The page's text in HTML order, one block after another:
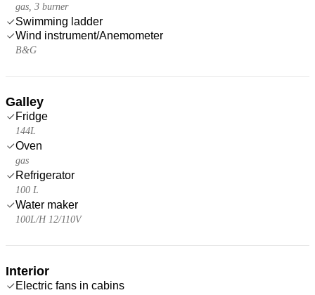
gas, 3 burner
Swimming ladder
Wind instrument/Anemometer
B&G
Galley
Fridge
144L
Oven
gas
Refrigerator
100 L
Water maker
100L/H 12/110V
Interior
Electric fans in cabins